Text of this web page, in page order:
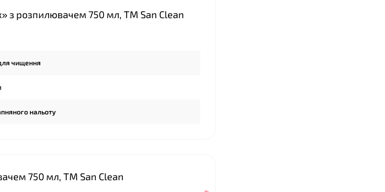
з розпилювачем 750 мл, ТМ San Clean
чищення
нальоту
750 мл, ТМ San Clean